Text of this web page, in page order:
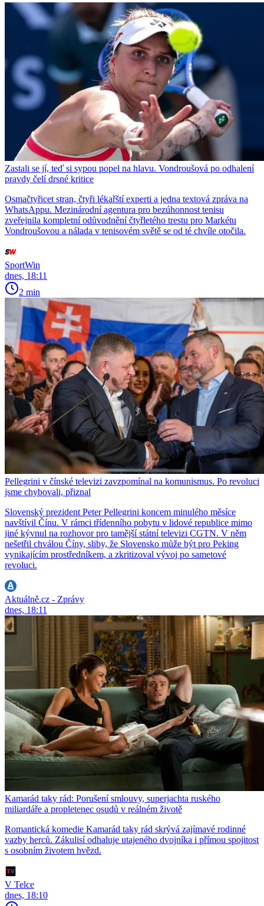
Zastali se jí, teď si sypou popel na hlavu. Vondroušová po odhalení
pravdy čelí drsné kritice
Osmačtyřicet stran, čtyři lékařští experti a jedna textová zpráva na
WhatsAppu. Mezinárodní agentura pro bezúhonnost tenisu
zveřejnila kompletní odůvodnění čtyřletého trestu pro Markétu
Vondroušovou a nálada v tenisovém světě se od té chvíle otočila.
SportWin
dnes, 18:11
2 min
Pellegrini v čínské televizi zavzpomínal na komunismus. Po revoluci
jsme chybovali, přiznal
Slovenský prezident Peter Pellegrini koncem minulého měsíce
navštívil Čínu. V rámci třídenního pobytu v lidové republice mimo
jiné kývnul na rozhovor pro tamější státní televizi CGTN. V něm
nešetřil chválou Číny, sliby, že Slovensko může být pro Peking
vynikajícím prostředníkem, a zkritizoval vývoj po sametové
revoluci.
Aktuálně.cz - Zprávy
dnes, 18:11
Kamarád taky rád: Porušení smlouvy, superjachta ruského
miliardáře a propletenec osudů v reálném životě
Romantická komedie Kamarád taky rád skrývá zajímavé rodinné
vazby herců. Zákulisí odhaluje utajeného dvojníka i přímou spojitost
s osobním životem hvězd.
V Telce
dnes, 18:10